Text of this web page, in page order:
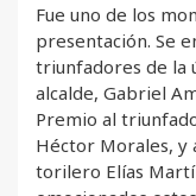
Fue uno de los
presentación. Se
triunfadores de la
alcalde, Gabriel
Premio al
Héctor Morales, y
torilero Elías